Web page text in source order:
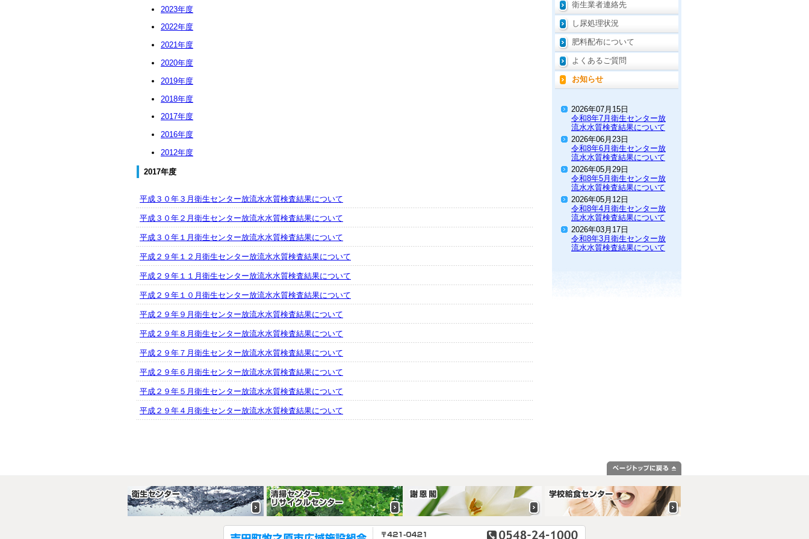
2023年度
2022年度
2021年度
2020年度
2019年度
2018年度
2017年度
2016年度
2012年度
2017年度
平成３０年３月衛生センター放流水水質検査結果について
平成３０年２月衛生センター放流水水質検査結果について
平成３０年１月衛生センター放流水水質検査結果について
平成２９年１２月衛生センター放流水水質検査結果について
平成２９年１１月衛生センター放流水水質検査結果について
平成２９年１０月衛生センター放流水水質検査結果について
平成２９年９月衛生センター放流水水質検査結果について
平成２９年８月衛生センター放流水水質検査結果について
平成２９年７月衛生センター放流水水質検査結果について
平成２９年６月衛生センター放流水水質検査結果について
平成２９年５月衛生センター放流水水質検査結果について
平成２９年４月衛生センター放流水水質検査結果について
衛生業者連絡先
し尿処理状況
肥料配布について
よくあるご質問
お知らせ
2026年07月15日
令和8年7月衛生センター放
流水水質検査結果について
2026年06月23日
令和8年6月衛生センター放
流水水質検査結果について
2026年05月29日
令和8年5月衛生センター放
流水水質検査結果について
2026年05月12日
令和8年4月衛生センター放
流水水質検査結果について
2026年03月17日
令和8年3月衛生センター放
流水水質検査結果について